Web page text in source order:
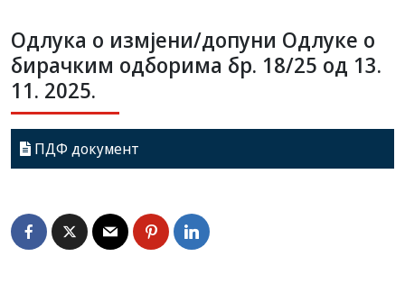
Одлука о измјени/допуни Одлуке о
бирачким одборима бр. 18/25 од 13.
11. 2025.
ПДФ документ